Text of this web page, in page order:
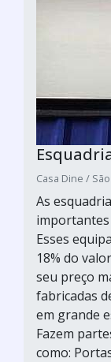
Casa Dine /
As
importantes
Esses
18% do
seu preço
fabricadas
em grande
Fazem
como: